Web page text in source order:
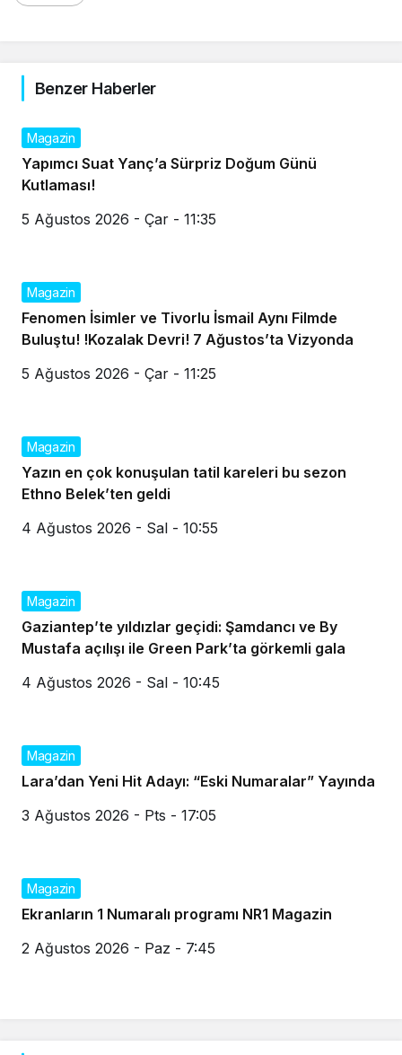
Benzer Haberler
Magazin
Yapımcı Suat Yanç’a Sürpriz Doğum Günü
Kutlaması!
5 Ağustos 2026 - Çar - 11:35
Magazin
Fenomen İsimler ve Tivorlu İsmail Aynı Filmde
Buluştu! !Kozalak Devri! 7 Ağustos’ta Vizyonda
5 Ağustos 2026 - Çar - 11:25
Magazin
Yazın en çok konuşulan tatil kareleri bu sezon
Ethno Belek’ten geldi
4 Ağustos 2026 - Sal - 10:55
Magazin
Gaziantep’te yıldızlar geçidi: Şamdancı ve By
Mustafa açılışı ile Green Park’ta görkemli gala
4 Ağustos 2026 - Sal - 10:45
Magazin
Lara’dan Yeni Hit Adayı: “Eski Numaralar” Yayında
3 Ağustos 2026 - Pts - 17:05
Magazin
Ekranların 1 Numaralı programı NR1 Magazin
2 Ağustos 2026 - Paz - 7:45